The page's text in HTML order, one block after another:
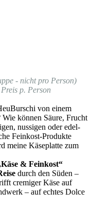
- nicht pro Person)
p. Person
von einem
können Säure, Frucht
nussigen oder edel-
Feinkost-Produkte
meine Käseplatte zum
& Feinkost“
durch den Süden –
cremiger Käse auf
– auf echtes Dolce